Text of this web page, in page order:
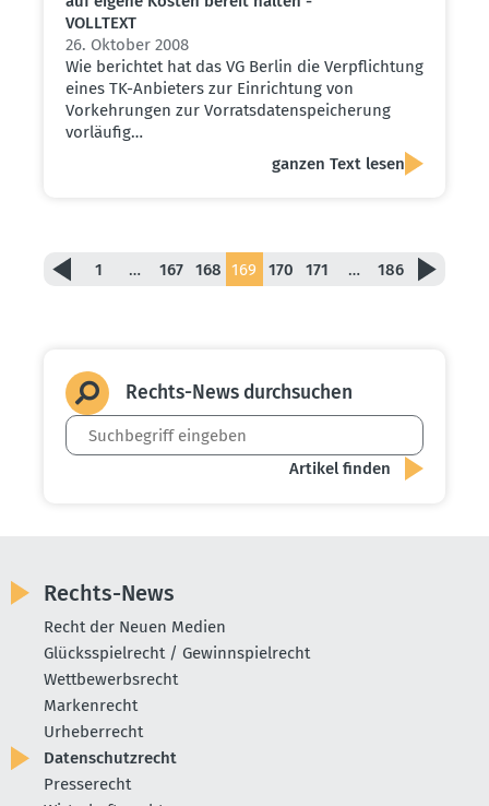
VOLLTEXT
26. Oktober 2008
Wie berichtet hat das VG Berlin die Verpflichtung
eines TK-Anbieters zur Einrichtung von
Vorkehrungen zur Vorratsdatenspeicherung
vorläufig…
ganzen Text lesen
1 … 167 168 169 170 171 … 186
Rechts-News durch­suchen
Rechts-News
Recht der Neuen Medien
Glücksspielrecht / Gewinnspielrecht
Wettbewerbsrecht
Markenrecht
Urheberrecht
Datenschutzrecht
Presserecht